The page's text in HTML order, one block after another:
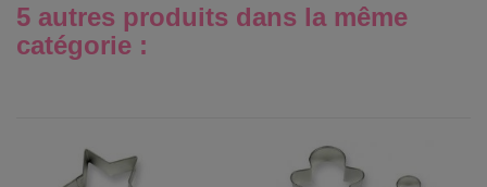
5 autres produits dans la même
catégorie :